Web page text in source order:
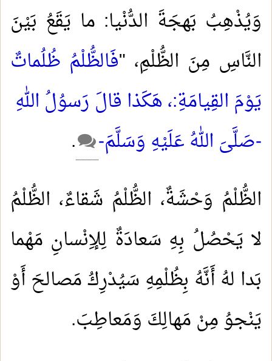
وَيُذْهِبُ بَهجَةَ الدُّنْيا: ما يَقَعُ بَيْنَ
النَّاسِ مِنَ الظُّلْمِ، "فَالظُّلْمُ ظُلُماتٌ
يَوْمَ القِيامَةِ:، هَكَذا قالَ رَسوُلُ اللهِ
-صَلَّىَ اللهُ عَلَيْهِ وَسَلَّمَ-
.
الظُّلْمُ وَحْشَةٌ، الظُّلْمُ شَقاءٌ، الظُّلْمُ
لا يَحْصُلُ بِهِ سَعادَةٌ لِلإِنْسانِ مَهْما
بَدا لهُ أَنَّهُ بِظُلْمِهِ سَيُدْرِكُ مَصالحَ أَوْ
يَنْجوُ مِنْ مَهالِكَ وَمَعاطِبَ.